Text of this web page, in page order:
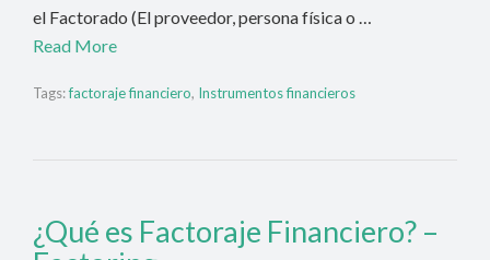
el Factorado (El proveedor, persona física o …
Read More
Tags:factoraje financiero, Instrumentos financieros
¿Qué es Factoraje Financiero? –